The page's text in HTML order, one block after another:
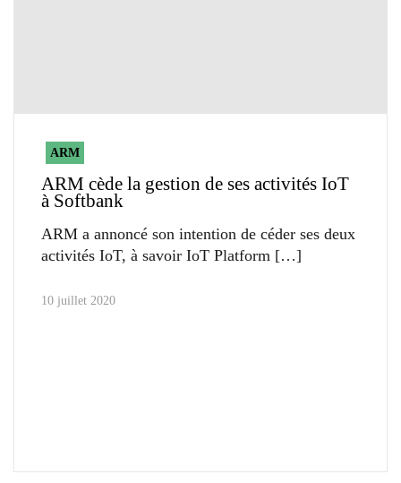
ARM
ARM cède la gestion de ses activités IoT
à Softbank
ARM a annoncé son intention de céder ses deux
activités IoT, à savoir IoT Platform
10 juillet 2020